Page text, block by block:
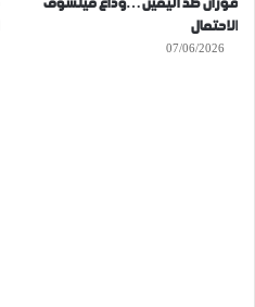
موران ضد اليقين…وداع فيلسوف
الاحتمال
07/06/2026